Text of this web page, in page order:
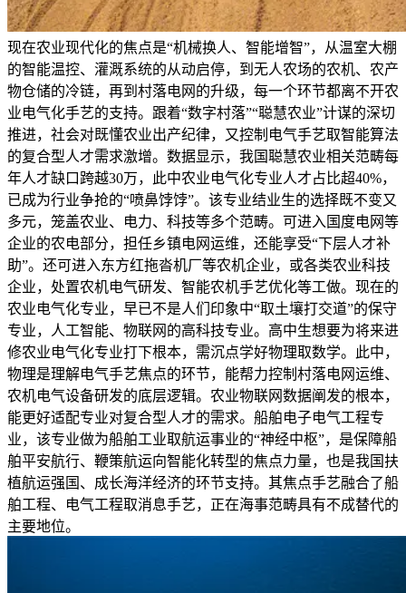
现在农业现代化的焦点是“机械换人、智能增智”，从温室大棚
的智能温控、灌溉系统的从动启停，到无人农场的农机、农产
物仓储的冷链，再到村落电网的升级，每一个环节都离不开农
业电气化手艺的支持。跟着“数字村落”“聪慧农业”计谋的深切
推进，社会对既懂农业出产纪律，又控制电气手艺取智能算法
的复合型人才需求激增。数据显示，我国聪慧农业相关范畴每
年人才缺口跨越30万，此中农业电气化专业人才占比超40%，
已成为行业争抢的“喷鼻饽饽”。该专业结业生的选择既不变又
多元，笼盖农业、电力、科技等多个范畴。可进入国度电网等
企业的农电部分，担任乡镇电网运维，还能享受“下层人才补
助”。还可进入东方红拖沓机厂等农机企业，或各类农业科技
企业，处置农机电气研发、智能农机手艺优化等工做。现在的
农业电气化专业，早已不是人们印象中“取土壤打交道”的保守
专业，人工智能、物联网的高科技专业。高中生想要为将来进
修农业电气化专业打下根本，需沉点学好物理取数学。此中，
物理是理解电气手艺焦点的环节，能帮力控制村落电网运维、
农机电气设备研发的底层逻辑。农业物联网数据阐发的根本，
能更好适配专业对复合型人才的需求。船舶电子电气工程专
业，该专业做为船舶工业取航运事业的“神经中枢”，是保障船
舶平安航行、鞭策航运向智能化转型的焦点力量，也是我国扶
植航运强国、成长海洋经济的环节支持。其焦点手艺融合了船
舶工程、电气工程取消息手艺，正在海事范畴具有不成替代的
主要地位。